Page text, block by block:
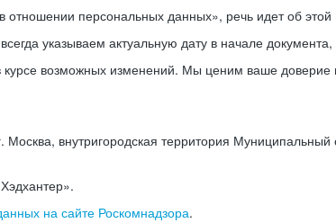
отношении персональных данных», речь идет об этой
указываем актуальную дату в начале документа,
возможных изменений. Мы ценим ваше
внутригородская территория Муниципальный
на сайте Роскомнадзора.